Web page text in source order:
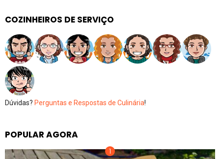
COZINHEIROS DE SERVIÇO
Dúvidas? Perguntas e Respostas de Culinária!
POPULAR AGORA